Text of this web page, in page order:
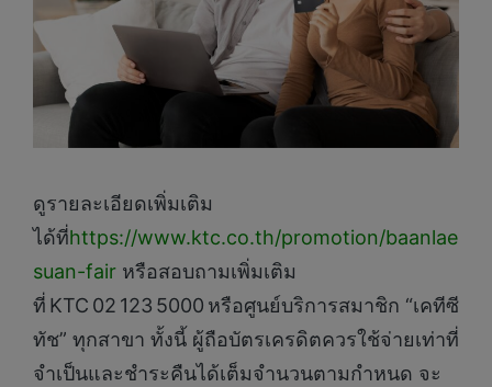
ดูรายละเอียดเพิ่มเติม
ได้ที่https://www.ktc.co.th/promotion/baanlae
suan-fair หรือสอบถามเพิ่มเติม
ที่ KTC 02 123 5000 หรือศูนย์บริการสมาชิก “เคทีซี
ทัช” ทุกสาขา ทั้งนี้ ผู้ถือบัตรเครดิตควรใช้จ่ายเท่าที่
จำเป็นและชำระคืนได้เต็มจำนวนตามกำหนด จะ